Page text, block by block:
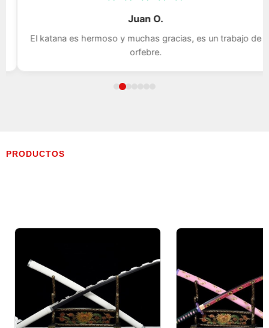
Juan O.
El katana es hermoso y muchas gracias, es un trabajo de
orfebre.
PRODUCTOS